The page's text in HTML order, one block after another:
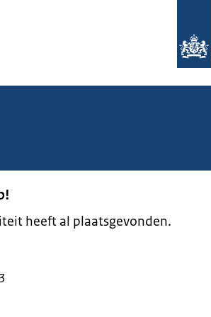
heeft al plaatsgevonden.